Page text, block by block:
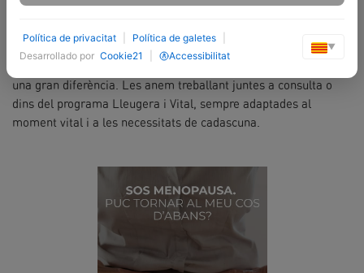
que van millor en aquesta etapa.
✔️ Inclou proteïna de qualitat a cada àpat per evitar pics de
gana i conservar la sacietat.
✔️ I hi ha moltes altres petites estratègies que poden marcar
una gran diferència. Les anem treballant juntes a consulta o
dins del programa Lleugera i Vital, sempre adaptades al
moment vital i a les necessitats de cadascuna.
Política de privacitat Política de galetes
Desarrollado por Cookie21 Accessibilitat
▼